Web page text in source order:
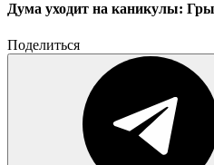
Дума уходит на каникулы:
Поделиться